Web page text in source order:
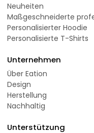
Neuheiten
Maßgeschneiderte
Personalisierter Hoodie
Personalisierte T-Shirts
Unternehmen
Über Eation
Design
Herstellung
Nachhaltig
Unterstützung